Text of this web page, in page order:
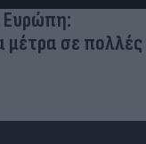
Ευρώπη:
μέτρα σε πολλές